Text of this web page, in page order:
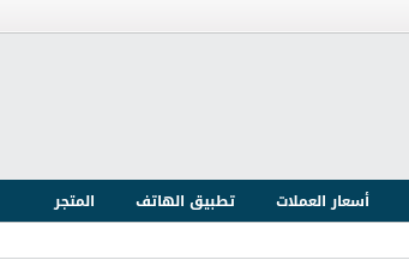
أسعار العملات تطبيق الهاتف
المتجر